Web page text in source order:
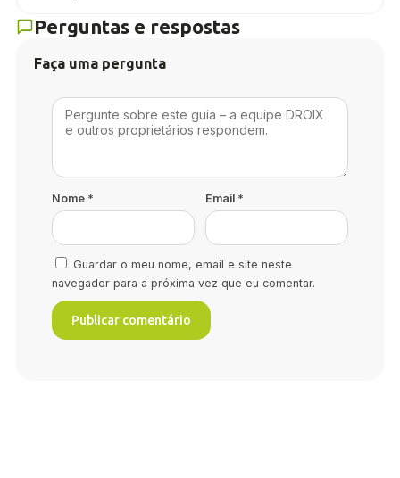
Perguntas e respostas
Faça uma pergunta
Nome * Email *
Guardar o meu nome, email e site neste
navegador para a próxima vez que eu comentar.